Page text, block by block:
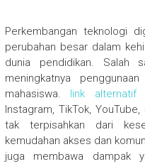
Perkembangan teknologi
perubahan besar dalam
dunia pendidikan. Salah
meningkatnya
mahasiswa. link alternatif
Instagram, TikTok,
tak terpisahkan dari
kemudahan akses dan
juga membawa dampak